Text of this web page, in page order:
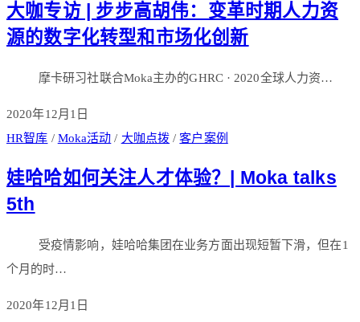
大咖专访 | 步步高胡伟：变革时期人力资
源的数字化转型和市场化创新
摩卡研习社联合Moka主办的GHRC · 2020全球人力资…
2020年12月1日
HR智库 / Moka活动 / 大咖点拨 /客户案例
娃哈哈如何关注人才体验？| Moka talks
5th
受疫情影响，娃哈哈集团在业务方面出现短暂下滑，但在1
个月的时…
2020年12月1日